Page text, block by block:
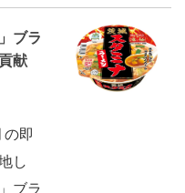
ブラ
献
即
し
ブラ